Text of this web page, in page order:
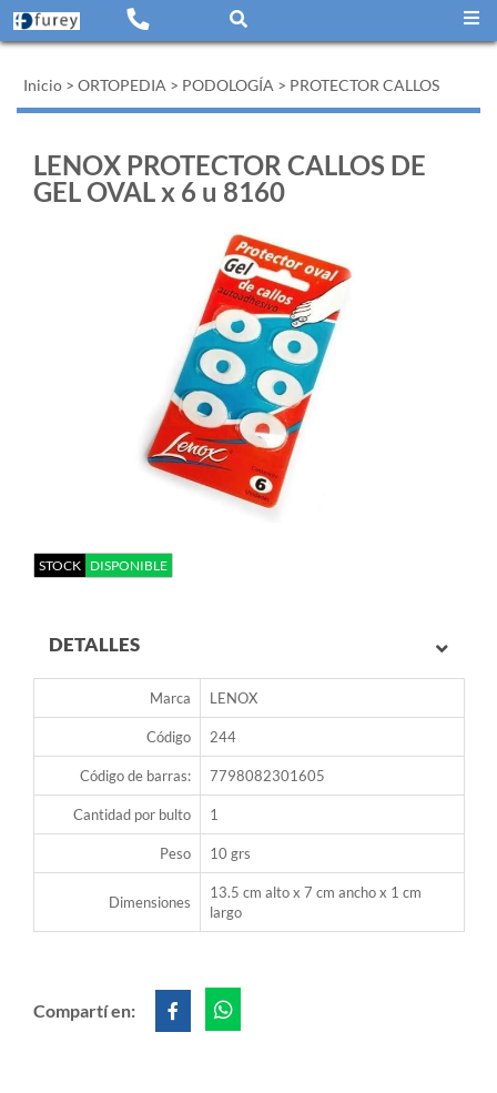
Inicio > ORTOPEDIA > PODOLOGÍA > PROTECTOR CALLOS
LENOX PROTECTOR CALLOS DE
GEL OVAL x 6 u 8160
STOCK DISPONIBLE
DETALLES
Marca LENOX
Código 244
Código de barras: 7798082301605
Cantidad por bulto 1
Peso 10 grs
Dimensiones
13.5 cm alto x 7 cm ancho x 1 cm
largo
Compartí en: